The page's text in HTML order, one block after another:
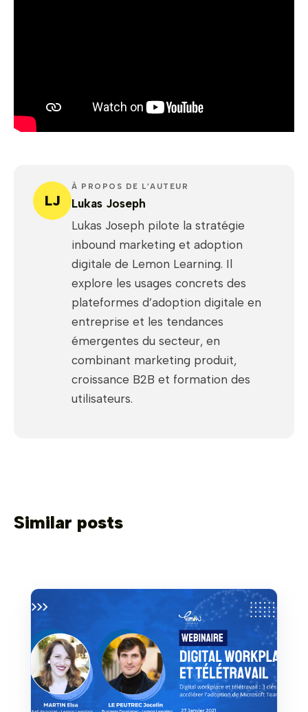
LJ
À PROPOS DE L’AUTEUR
Lukas Joseph
Lukas Joseph pilote la stratégie
inbound marketing et adoption
digitale de Lemon Learning. Il
explore les usages concrets des
plateformes d’adoption digitale en
entreprise et les tendances
émergentes du secteur, en
combinant marketing produit,
croissance B2B et formation des
utilisateurs.
Similar posts